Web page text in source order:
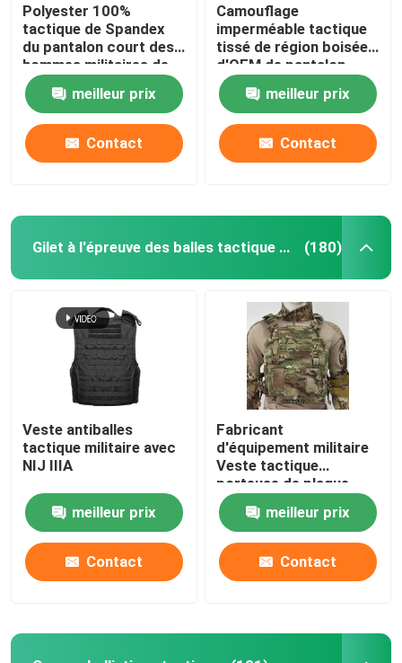
Polyester 100%
tactique de Spandex
du pantalon court des
hommes militaires de
Ripstop
meilleur prix
Contact
Camouflage
imperméable tactique
tissé de région boisée
d'OEM de pantalon
court de militaires
meilleur prix
Contact
Gilet à l'épreuve des balles tactique militaire (180)
Veste antiballes
tactique militaire avec
NIJ IIIA
meilleur prix
Contact
Fabricant
d'équipement militaire
Veste tactique
porteuse de plaque
anti-balles avec
normes militaires NIJ
IIIA
meilleur prix
Contact